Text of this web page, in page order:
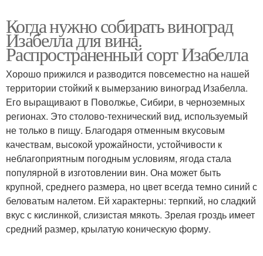
Когда нужно собирать виноград
Изабелла для вина.
Распространенный сорт Изабелла
Хорошо прижился и разводится повсеместно на нашей
территории стойкий к вымерзанию виноград Изабелла.
Его выращивают в Поволжье, Сибири, в черноземных
регионах. Это столово-технический вид, используемый
не только в пищу. Благодаря отменным вкусовым
качествам, высокой урожайности, устойчивости к
неблагоприятным погодным условиям, ягода стала
популярной в изготовлении вин. Она может быть
крупной, среднего размера, но цвет всегда темно синий с
беловатым налетом. Ей характерны: терпкий, но сладкий
вкус с кислинкой, слизистая мякоть. Зрелая гроздь имеет
средний размер, крылатую коническую форму.